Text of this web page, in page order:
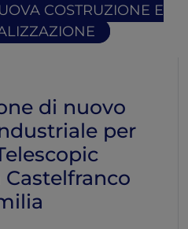
COSTRUZIONE E
di nuovo
per
Castelfranco